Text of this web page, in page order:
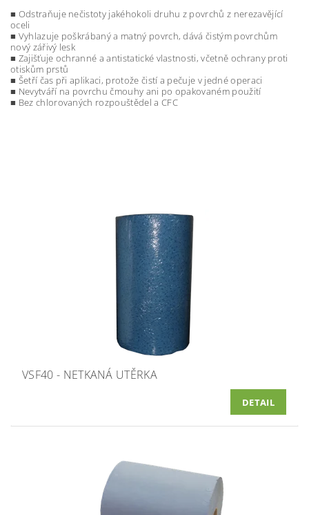
■ Odstraňuje nečistoty jakéhokoli druhu z povrchů z nerezavějící
oceli
■ Vyhlazuje poškrábaný a matný povrch, dává čistým povrchům
nový zářivý lesk
■ Zajišťuje ochranné a antistatické vlastnosti, včetně ochrany proti
otiskům prstů
■ Šetří čas při aplikaci, protože čistí a pečuje v jedné operaci
■ Nevytváří na povrchu čmouhy ani po opakovaném použití
■ Bez chlorovaných rozpouštědel a CFC
VSF40 - NETKANÁ UTĚRKA
DETAIL